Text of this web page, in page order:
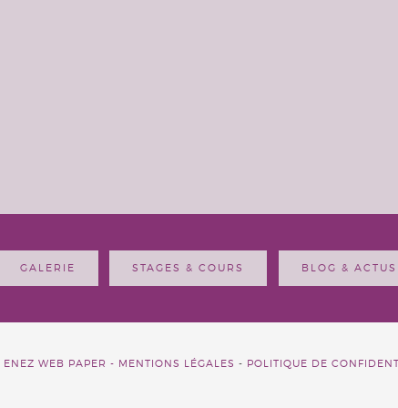
GALERIE STAGES & COURS BLOG & ACTUS
ENEZ WEB PAPER - MENTIONS LÉGALES - POLITIQUE DE